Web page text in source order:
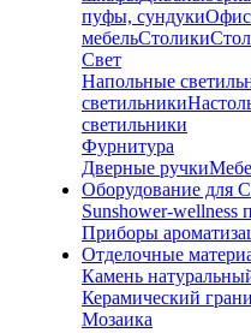
пуфы, сундуки
мебельСтолики
Свет
Напольные
светильники
светильники
Фурнитура
Дверные ручки
Оборудование для
Sunshower-wellness
Приборы
Отделочные
Камень
Керамический
Мозаика